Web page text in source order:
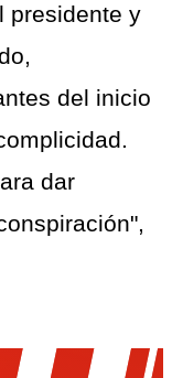
presidente y
del inicio
dar